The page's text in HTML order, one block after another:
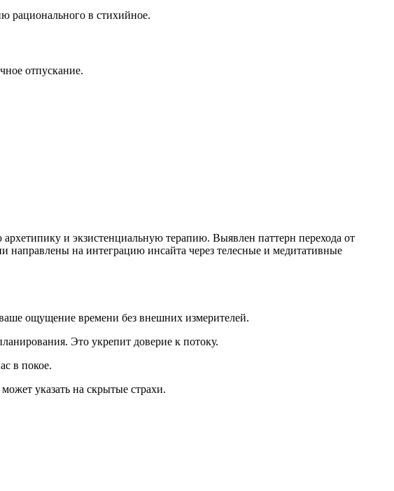
рационального в стихийное.
отпускание.
и экзистенциальную терапию. Выявлен паттерн перехода от
направлены на интеграцию инсайта через телесные и медитативные
ощущение времени без внешних измерителей.
Это укрепит доверие к потоку.
в покое.
указать на скрытые страхи.